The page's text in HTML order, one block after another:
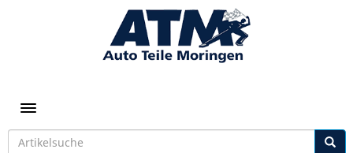
Toggle navigation